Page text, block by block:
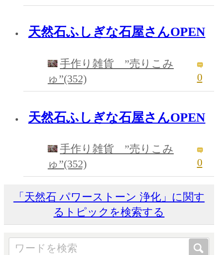
天然石ふしぎな石屋さんOPEN
手作り雑貨 ”売りこみ
ゅ”(352)
0
天然石ふしぎな石屋さんOPEN
手作り雑貨 ”売りこみ
ゅ”(352)
0
「天然石 パワーストーン 浄化」に関す
るトピックを検索する